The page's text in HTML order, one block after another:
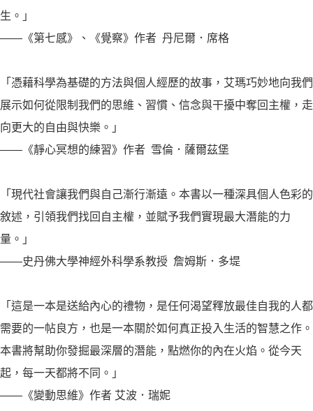
生。」
——《第七感》、《覺察》作者 丹尼爾．席格
「憑藉科學為基礎的方法與個人經歷的故事，艾瑪巧妙地向我們
展示如何從限制我們的思維、習慣、信念與干擾中奪回主權，走
向更大的自由與快樂。」
——《靜心冥想的練習》作者 雪倫．薩爾茲堡
「現代社會讓我們與自己漸行漸遠。本書以一種深具個人色彩的
敘述，引領我們找回自主權，並賦予我們實現最大潛能的力
量。」
——史丹佛大學神經外科學系教授 詹姆斯．多堤
「這是一本是送給內心的禮物，是任何渴望釋放最佳自我的人都
需要的一帖良方，也是一本關於如何真正投入生活的智慧之作。
本書將幫助你發掘最深層的潛能，點燃你的內在火焰。從今天
起，每一天都將不同。」
——《變動思維》作者 艾波．瑞妮